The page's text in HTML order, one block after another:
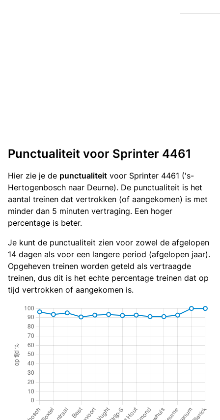
Punctualiteit voor Sprinter 4461
Hier zie je de punctualiteit voor Sprinter 4461 ('s-
Hertogenbosch naar Deurne). De punctualiteit is het
aantal treinen dat vertrokken (of aangekomen) is met
minder dan 5 minuten vertraging. Een hoger
percentage is beter.
Je kunt de punctualiteit zien voor zowel de afgelopen
14 dagen als voor een langere period (afgelopen jaar).
Opgeheven treinen worden geteld als vertraagde
treinen, dus dit is het echte percentage treinen dat op
tijd vertrokken of aangekomen is.